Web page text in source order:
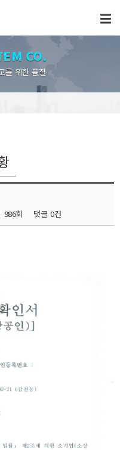
CO.
를 위한 품질
986회 댓글 0건